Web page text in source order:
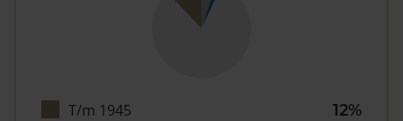
T/m 1945
12%